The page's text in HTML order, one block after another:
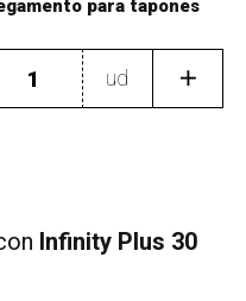
para tapones
ud
Infinity Plus 30